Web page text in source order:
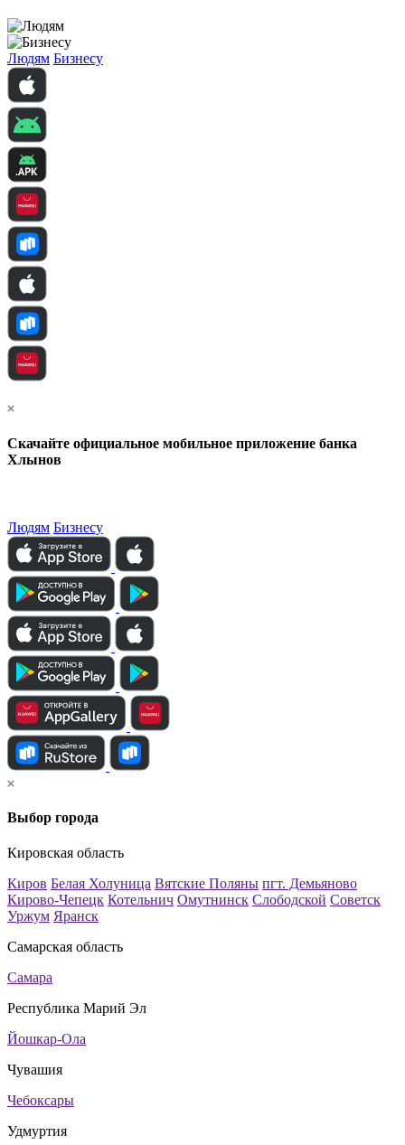
Людям Бизнесу
Скачайте официальное мобильное приложение банка
Хлынов
Людям Бизнесу
Выбор города
Кировская область
Киров Белая Холуница Вятские Поляны пгт. Демьяново
Кирово-Чепецк Котельнич Омутнинск Слободской Советск
Уржум Яранск
Самарская область
Самара
Республика Марий Эл
Йошкар-Ола
Чувашия
Чебоксары
Удмуртия